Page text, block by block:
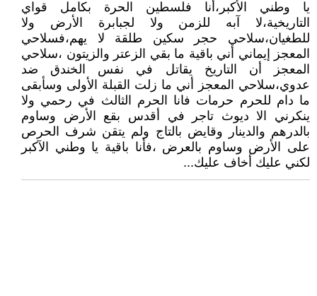
يا وطني اﻷكبر،أنا فلسطين الحرة بكامل قواي
التاريخية،لا آبه للزمن ولا لجبابرة اﻷرض ولا
للطغيان،سلاحي حجر سكين طلقة لا يهم،فسلاحي
المعجز إيماني أني باقية ما بقي الزعتر والزيتون ،سلاحي
المعجز أن التاريخ يقاتل في نفس الخندق ضد
عدوي،سلاحي المعجز أني ما زلت القبلة اﻷولى وسأبقى
ما دام للحرم حرمات فانا الحرم الثالث في رحمي ولا
ينكرني الا ديوث تاجر في أقدس بقع اﻷرض وساوم
بالدرهم والدينار وقايض بالتاج ولم يتقن شرف الحرص
على اﻷرض وساوم بالعرض ،فأنا باقية يا وطني اﻵكبر
لكني عليك أخاف عليك...